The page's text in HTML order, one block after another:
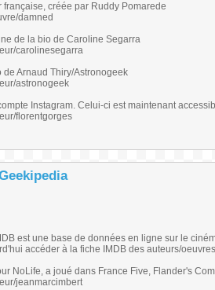
créée par Ruddy Pomarede
damned
de la bio de Caroline Segarra
carolinesegarra
Arnaud Thiry/Astronogeek
astronogeek
Instagram. Celui-ci est maintenant
florentgorges
est une base de données en ligne sur le
accéder à la fiche IMDB des auteurs/
NoLife, a joué dans France Five, Flander's
jeanmarcimbert